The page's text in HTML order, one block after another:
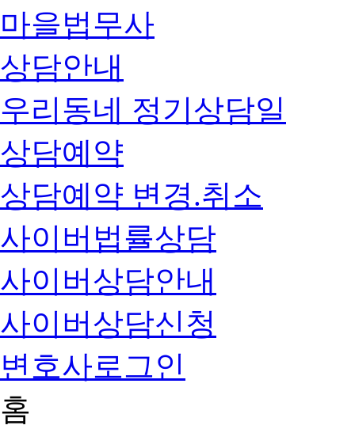
마을법무사
상담안내
우리동네 정기상담일
상담예약
상담예약 변경.취소
사이버법률상담
사이버상담안내
사이버상담신청
변호사로그인
홈